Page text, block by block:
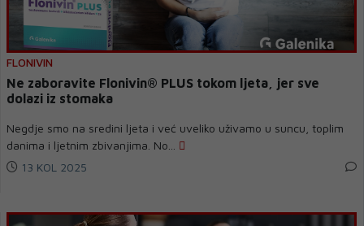
FLONIVIN
Ne zaboravite Flonivin® PLUS tokom ljeta, jer sve
dolazi iz stomaka
Negdje smo na sredini ljeta i već uveliko uživamo u suncu, toplim
danima i ljetnim zbivanjima. No...
13 KOL 2025